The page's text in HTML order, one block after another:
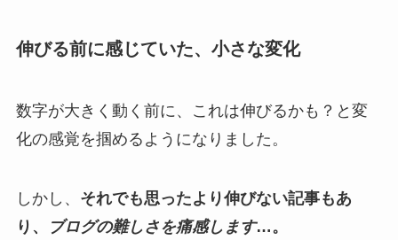
伸びる前に感じていた、小さな変化
数字が大きく動く前に、これは伸びるかも？と変
化の感覚を掴めるようになりました。
しかし、 それでも思ったより伸びない記事もあ
り、
ブログの難しさを痛感します…。